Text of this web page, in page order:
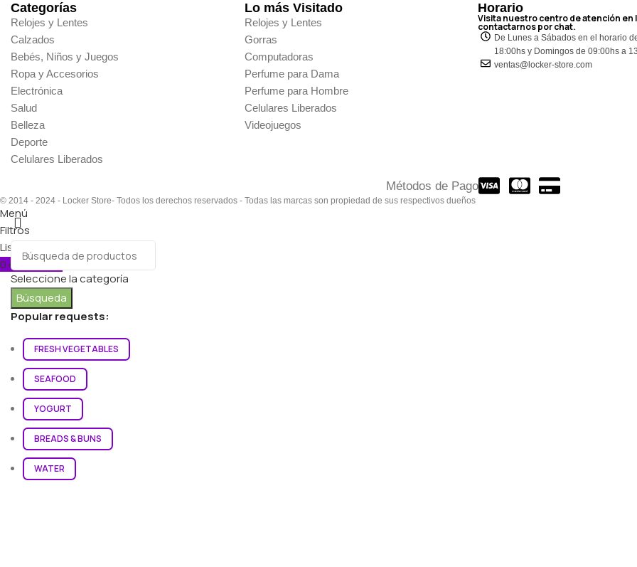
Categorías
Relojes y Lentes
Calzados
Bebés, Niños y Juegos
Ropa y Accesorios
Electrónica
Salud
Belleza
Deporte
Celulares Liberados
Lo más Visitado
Relojes y Lentes
Gorras
Computadoras
Perfume para Dama
Perfume para Hombre
Celulares Liberados
Videojuegos
Horario
Visita nuestro centro de atención en
contactarnos por chat.
De Lunes a Sábados en el horario
18:00hs y Domingos de 09:00hs a
ventas@locker-store.com
Métodos de Pago
© 2014 - 2024 - Locker Store- Todos los derechos reservados - Todas las marcas son propiedad de sus respectivos dueños
Seleccione la categoría
Búsqueda
Popular requests:
FRESH VEGETABLES
SEAFOOD
YOGURT
BREADS & BUNS
WATER
Menú
Filtros
Lista de deseos
0 elementosCarro